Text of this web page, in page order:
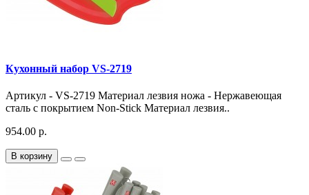
Кухонный набор VS-2719
Артикул - VS-2719 Материал лезвия ножа - Нержавеющая
сталь с покрытием Non-Stick Материал лезвия..
954.00 р.
В корзину